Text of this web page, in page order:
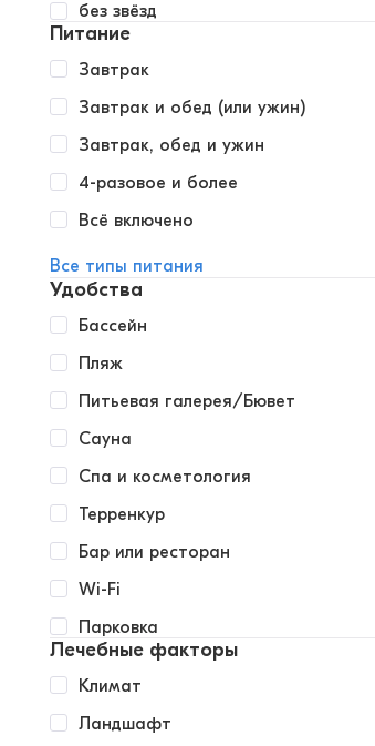
без звёзд
Питание
Завтрак
Завтрак и обед (или ужин)
Завтрак, обед и ужин
4-разовое и более
Всё включено
Все типы питания
Удобства
Бассейн
Пляж
Питьевая галерея/Бювет
Сауна
Спа и косметология
Терренкур
Бар или ресторан
Wi-Fi
Парковка
Лечебные факторы
Климат
Ландшафт